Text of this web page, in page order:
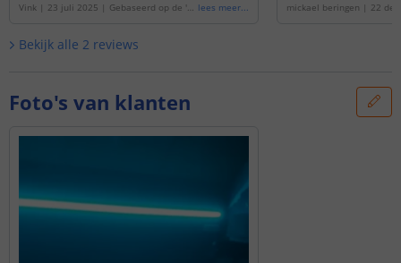
Vink | 23 juli 2025 | Gebaseerd op de 4
lees meer... mickael beringen | 22
Bekijk alle 2 reviews
Foto's van klanten